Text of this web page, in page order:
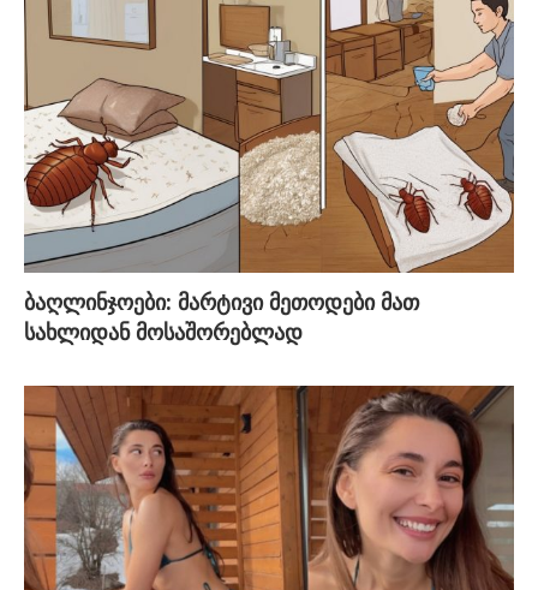
ბაღლინჯოები: მარტივი მეთოდები მათ
სახლიდან მოსაშორებლად